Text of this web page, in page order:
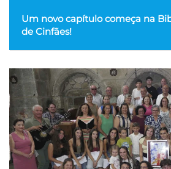
Um novo capítulo começa na
de Cinfães!